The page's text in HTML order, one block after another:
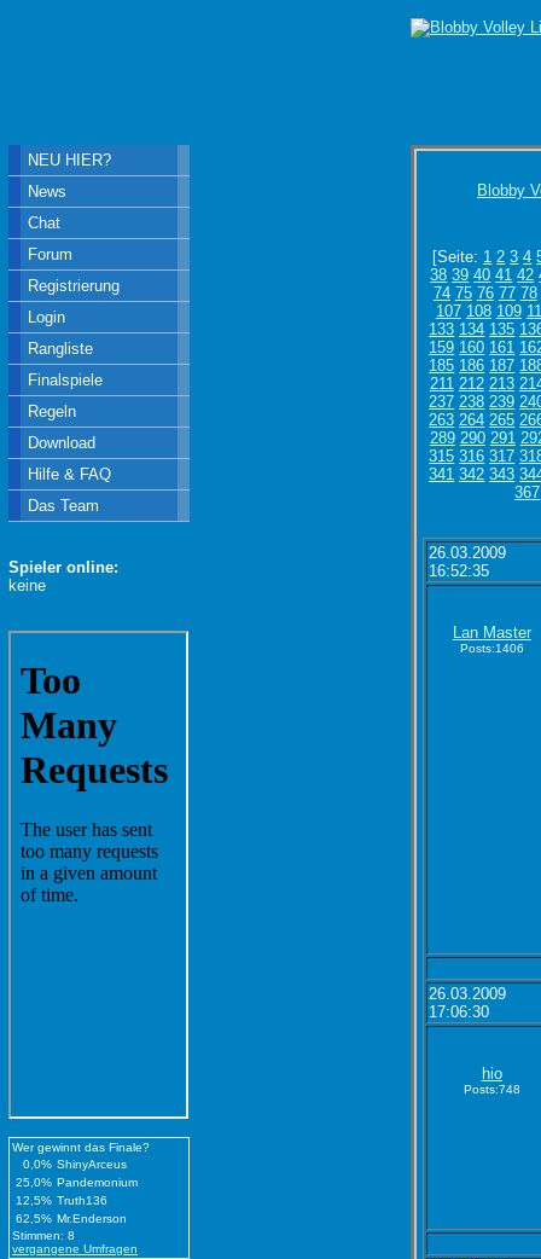
Blobby
[Seite: 1 2 3 4
38 39 40 41 42
74 75 76 77 78
107 108 109
133 134 135
159 160 161
185 186 187
211 212 213
237 238 239
263 264 265
289 290 291
315 316 317
341 342 343
367
26.03.2009
16:52:35
Lan Master
Posts:1406
26.03.2009
17:06:30
hio
Posts:748
NEU HIER?
News
Chat
Forum
Registrierung
Login
Rangliste
Finalspiele
Regeln
Download
Hilfe & FAQ
Das Team
Spieler online:
keine
Wer gewinnt das Finale?
0,0% ShinyArceus
25,0% Pandemonium
12,5% Truth136
62,5% Mr.Enderson
Stimmen: 8
vergangene Umfragen